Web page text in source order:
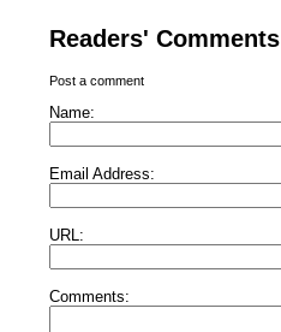
Readers' Comments
Post a comment
Name:
Email Address:
URL:
Comments: